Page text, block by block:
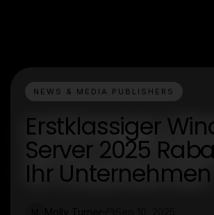
NEWS & MEDIA PUBLISHERS
Erstklassiger
Server 2025
Ihr Unternehmen